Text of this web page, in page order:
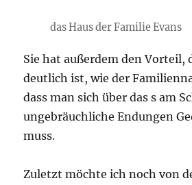
das Haus der Familie Evans
Sie hat außerdem den Vorteil,
deutlich ist, wie der
dass man sich über das s am
ungebräuchliche Endungen
muss.
Zuletzt möchte ich noch von